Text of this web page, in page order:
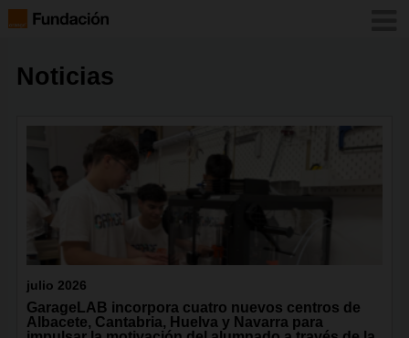
Noticias
julio 2026
GarageLAB incorpora cuatro nuevos centros de
Albacete, Cantabria, Huelva y Navarra para